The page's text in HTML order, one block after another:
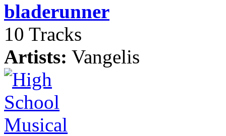
bladerunner
10 Tracks
Artists: Vangelis